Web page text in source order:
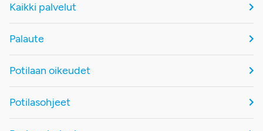
Kaikki palvelut
Palaute
Potilaan oikeudet
Potilasohjeet